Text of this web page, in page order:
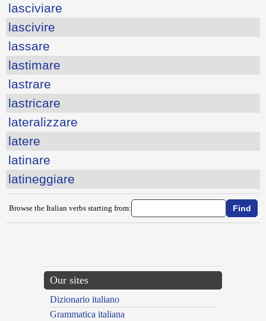
lasciviare
lascivire
lassare
lastimare
lastrare
lastricare
lateralizzare
latere
latinare
latineggiare
Browse the Italian verbs starting from:
Our sites
Dizionario italiano
Grammatica italiana